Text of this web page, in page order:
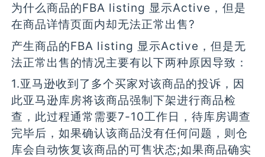
为什么商品的FBA listing 显示Active，但是
在商品详情页面内却无法正常出售?
产生商品的FBA listing 显示Active，但是无
法正常出售的情况主要有以下两种原因导致：
1.亚马逊收到了多个买家对该商品的投诉，因
此亚马逊库房将该商品强制下架进行商品检
查，此过程通常需要7-10工作日，待库房调查
完毕后，如果确认该商品没有任何问题，则仓
库会自动恢复该商品的可售状态;如果商品确实